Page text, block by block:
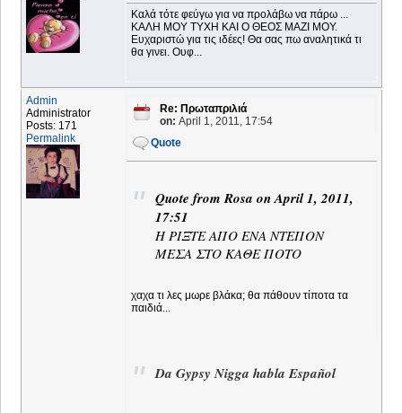
Καλά τότε φεύγω για να προλάβω να πάρω ...
ΚΑΛΗ ΜΟΥ ΤΥΧΗ ΚΑΙ Ο ΘΕΟΣ ΜΑΖΙ ΜΟΥ.
Ευχαριστώ για τις ιδέες! Θα σας πω αναλητικά τι
θα γινει. Ουφ...
Admin
Administrator
Posts: 171
Permalink
Re: Πρωταπριλιά
on: April 1, 2011, 17:54
Quote
Quote from Rosa on April 1, 2011,
17:51
Η ΡΙΞΤΕ ΑΠΟ ΕΝΑ ΝΤΕΠΟΝ
ΜΕΣΑ ΣΤΟ ΚΑΘΕ ΠΟΤΟ
χαχα τι λες μωρε βλάκα; θα πάθουν τίποτα τα
παιδιά...
Da Gypsy Nigga habla Español